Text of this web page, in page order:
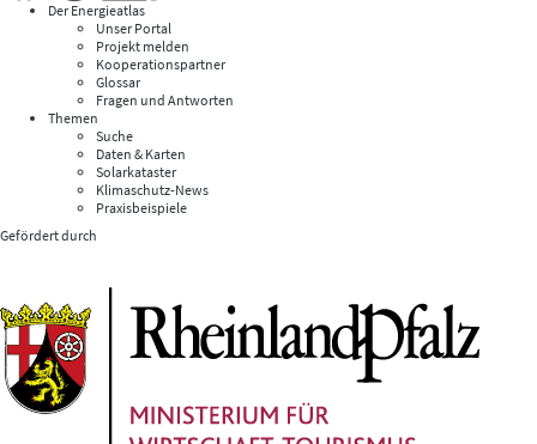
Der Energieatlas
Unser Portal
Projekt melden
Kooperationspartner
Glossar
Fragen und Antworten
Themen
Suche
Daten & Karten
Solarkataster
Klimaschutz-News
Praxisbeispiele
Gefördert durch